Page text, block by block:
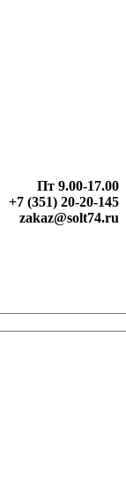
Пт 9.00-17.00
+7 (351) 20-20-145
zakaz@solt74.ru